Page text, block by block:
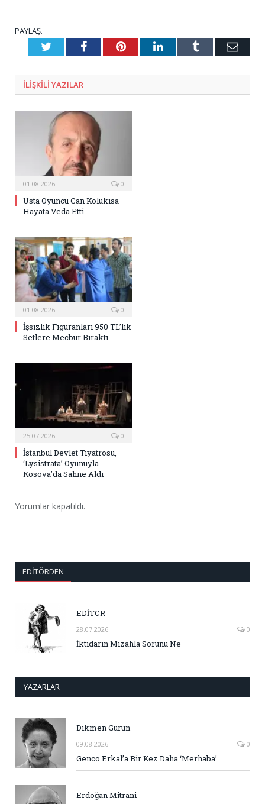
PAYLAŞ.
TwitterFacebookPinterestLinkedInTumblr E-
ILIŞKILI YAZILAR
01.08.2026 0
Usta Oyuncu Can Kolukısa
Hayata Veda Etti
01.08.2026 0
İşsizlik Figüranları 950 TL’lik
Setlere Mecbur Bıraktı
25.07.2026 0
İstanbul Devlet Tiyatrosu,
‘Lysistrata’ Oyunuyla
Kosova’da Sahne Aldı
Yorumlar kapatıldı.
EDITÖRDEN
EDİTÖR
28.07.2026 0
İktidarın Mizahla Sorunu Ne
YAZARLAR
Dikmen Gürün
09.08.2026 0
Genco Erkal’a Bir Kez Daha ‘Merhaba’…
Erdoğan Mitrani